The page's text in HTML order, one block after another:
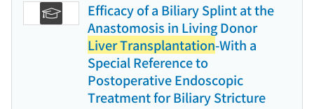
Efficacy of a Biliary Splint at the
Anastomosis in Living Donor
Liver Transplantation-With a
Special Reference to
Postoperative Endoscopic
Treatment for Biliary Stricture